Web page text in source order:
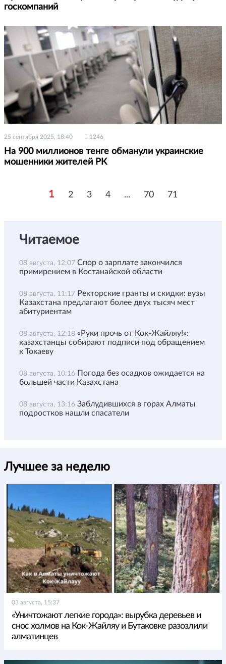
госкомпаний
25 сентября 2025, 18:40 1246
На 900 миллионов тенге обманули украинские
мошенники жителей РК
1 2 3 4 ... 70 71
Читаемое
08 августа, 12:07 Спор о зарплате закончился
примирением в Костанайской области
08 августа, 11:17 Ректорские гранты и скидки: вузы
Казахстана предлагают более двух тысяч мест
абитуриентам
08 августа, 12:18 «Руки прочь от Кок-Жайляу!»:
казахстанцы собирают подписи под обращением
к Токаеву
08 августа, 10:16 Погода без осадков ожидается на
большей части Казахстана
08 августа, 13:16 Заблудившихся в горах Алматы
подростков нашли спасатели
Лучшее за неделю
03 августа, 15:37
«Уничтожают легкие города»: вырубка деревьев и
снос холмов на Кок-Жайляу и Бутаковке разозлили
алматинцев